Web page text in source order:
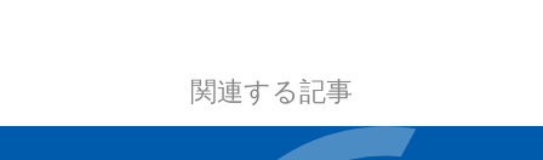
関連する記事